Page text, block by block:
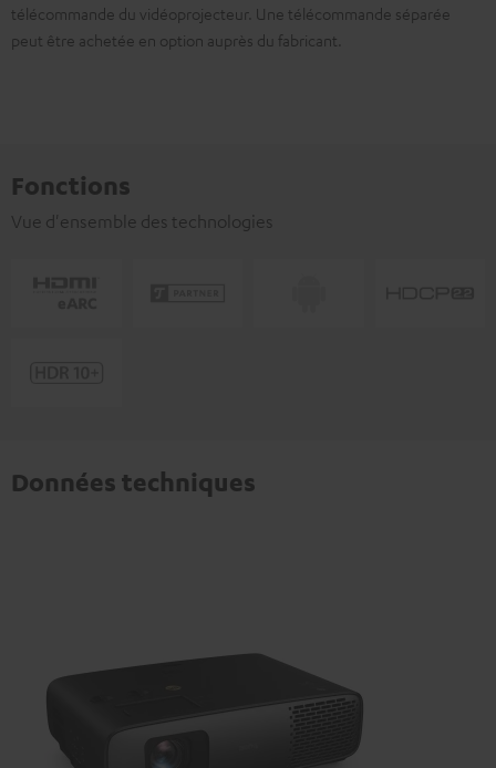
télécommande du vidéoprojecteur. Une télécommande séparée
peut être achetée en option auprès du fabricant.
Fonctions
Vue d'ensemble des technologies
Données techniques